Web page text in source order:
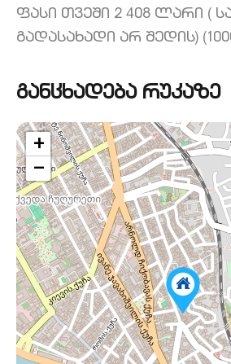
ფასი თვეში 2 408 ლარი (
გადასახადი არ შედის)
განცხადება რუკაზე
+
−